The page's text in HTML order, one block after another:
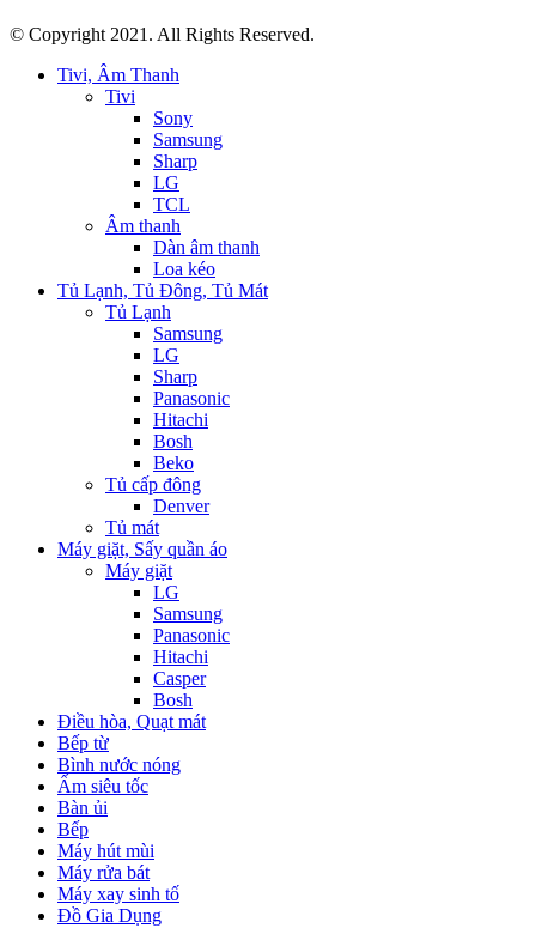
© Copyright 2021. All Rights Reserved.
Tivi, Âm Thanh
Tivi
Sony
Samsung
Sharp
LG
TCL
Âm thanh
Dàn âm thanh
Loa kéo
Tủ Lạnh, Tủ Đông, Tủ Mát
Tủ Lạnh
Samsung
LG
Sharp
Panasonic
Hitachi
Bosh
Beko
Tủ cấp đông
Denver
Tủ mát
Máy giặt, Sấy quần áo
Máy giặt
LG
Samsung
Panasonic
Hitachi
Casper
Bosh
Điều hòa, Quạt mát
Bếp từ
Bình nước nóng
Ấm siêu tốc
Bàn ủi
Bếp
Máy hút mùi
Máy rửa bát
Máy xay sinh tố
Đồ Gia Dụng